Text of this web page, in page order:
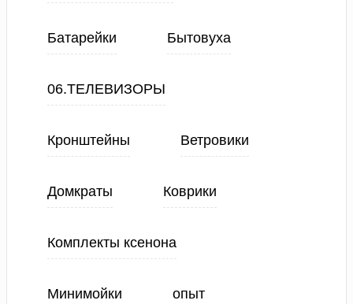
Батарейки Бытовуха
06.ТЕЛЕВИЗОРЫ
Кронштейны Ветровики
Домкраты Коврики
Комплекты ксенона
Минимойки опыт